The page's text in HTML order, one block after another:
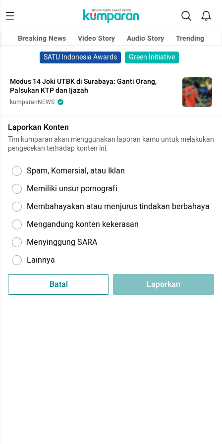
Breaking News Video Story Audio Story
Trending
SATU Indonesia Awards
Green Initiative
Modus 14 Joki UTBK di Surabaya: Ganti Orang,
Palsukan KTP dan Ijazah
kumparanNEWS
Laporkan Konten
Tim kumparan akan menggunakan laporan kamu untuk melakukan
pengecekan terhadap konten ini.
Spam, Komersial, atau Iklan
Memiliki unsur pornografi
Membahayakan atau menjurus tindakan berbahaya
Mengandung konten kekerasan
Menyinggung SARA
Lainnya
Batal Laporkan